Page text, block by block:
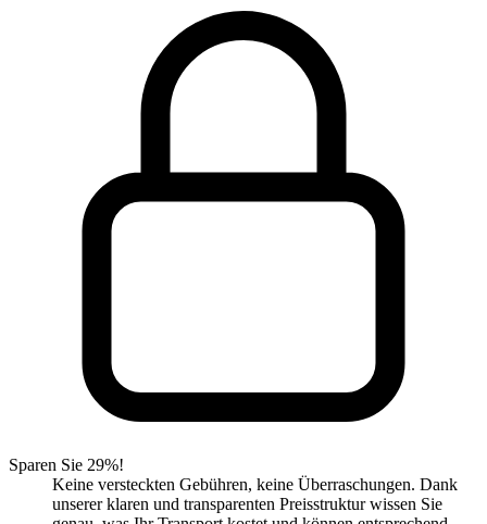
Sparen Sie 29%!
Keine versteckten Gebühren, keine Überraschungen. Dank
unserer klaren und transparenten Preisstruktur wissen Sie